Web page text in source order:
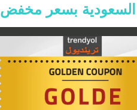
السعودية بسعر مخفض